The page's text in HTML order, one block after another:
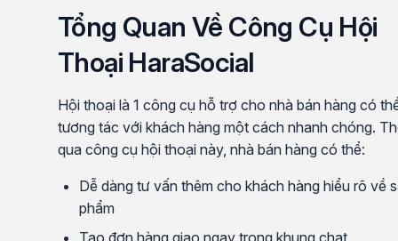
Tổng Quan Về Công Cụ Hội
Thoại HaraSocial
Hội thoại là 1 công cụ hỗ trợ cho nhà bán hàng có
tương tác với khách hàng một cách nhanh chóng.
qua công cụ hội thoại này, nhà bán hàng có thể:
Dễ dàng tư vấn thêm cho khách hàng hiểu rõ về
phẩm
Tạo đơn hàng giao ngay trong khung chat.